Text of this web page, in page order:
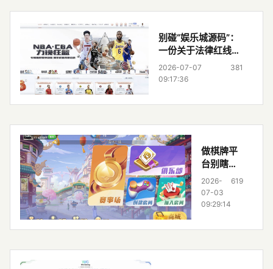
别碰“娱乐城源码”：
一份关于法律红线、
代码后门与合规成本
的实战排雷手册
2026-07-07
09:17:36
381
做棋牌平
台别瞎接
接口！这
5个真实
坑，90%
栽过
2026-
07-03
09:29:14
619